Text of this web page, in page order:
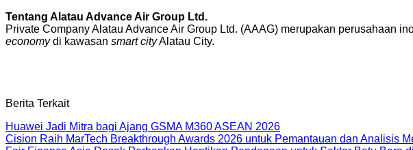
Tentang Alatau Advance Air Group Ltd.
Private Company Alatau Advance Air Group Ltd. (AAAG) merupakan perusahaan
economydi kawasan smart cityAlatau City.
Berita Terkait
Huawei Jadi Mitra bagi Ajang GSMA M360 ASEAN 2026
Cision Raih MarTech Breakthrough Awards 2026 untuk Pemantauan dan Analisis